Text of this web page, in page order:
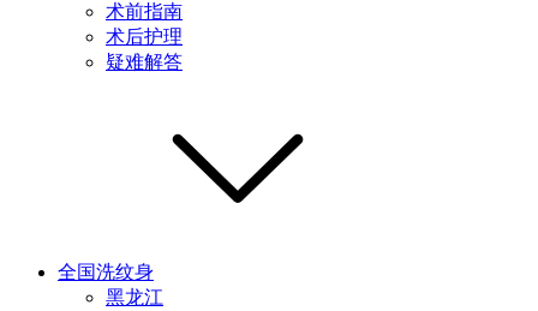
术前指南
术后护理
疑难解答
全国洗纹身
黑龙江